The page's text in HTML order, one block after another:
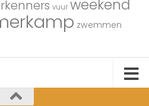
vuur weekend
zwemmen